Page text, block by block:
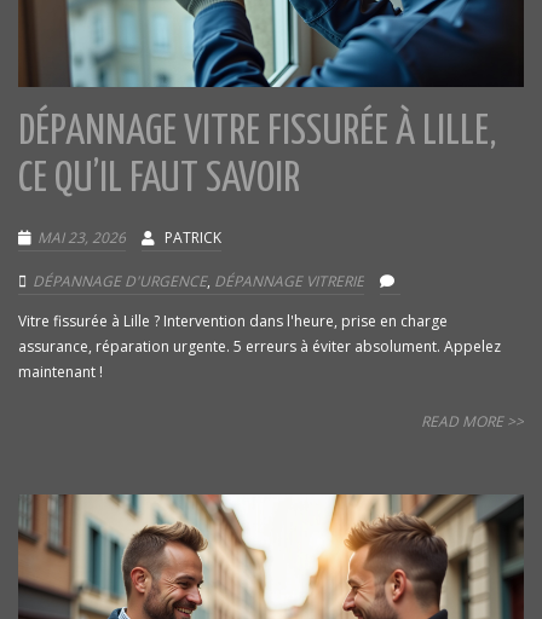
DÉPANNAGE VITRE FISSURÉE À LILLE,
CE QU’IL FAUT SAVOIR
MAI 23, 2026 PATRICK
DÉPANNAGE D'URGENCE, DÉPANNAGE VITRERIE
Vitre fissurée à Lille ? Intervention dans l'heure, prise en charge
assurance, réparation urgente. 5 erreurs à éviter absolument. Appelez
maintenant !
READ MORE >>